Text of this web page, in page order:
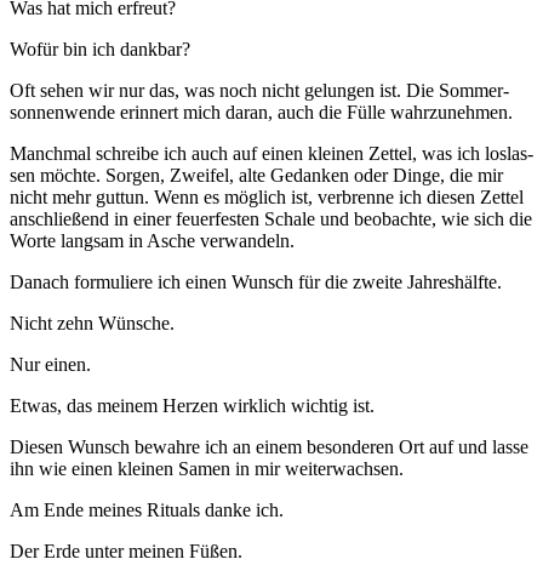
Was hat mich erfreut?
Wofür bin ich dankbar?
Oft sehen wir nur das, was noch nicht gelun­gen ist. Die Som­mer­
son­nen­wen­de erin­nert mich dar­an, auch die Fül­le wahrzunehmen.
Manch­mal schrei­be ich auch auf einen klei­nen Zet­tel, was ich los­las­
sen möch­te. Sor­gen, Zwei­fel, alte Gedan­ken oder Din­ge, die mir
nicht mehr gut­tun. Wenn es mög­lich ist, ver­bren­ne ich die­sen Zet­tel
anschlie­ßend in einer feu­er­fes­ten Scha­le und beob­ach­te, wie sich die
Wor­te lang­sam in Asche verwandeln.
Danach for­mu­lie­re ich einen Wunsch für die zwei­te Jahreshälfte.
Nicht zehn Wünsche.
Nur einen.
Etwas, das mei­nem Her­zen wirk­lich wich­tig ist.
Die­sen Wunsch bewah­re ich an einem beson­de­ren Ort auf und las­se
ihn wie einen klei­nen Samen in mir weiterwachsen.
Am Ende mei­nes Ritu­als dan­ke ich.
Der Erde unter mei­nen Füßen.